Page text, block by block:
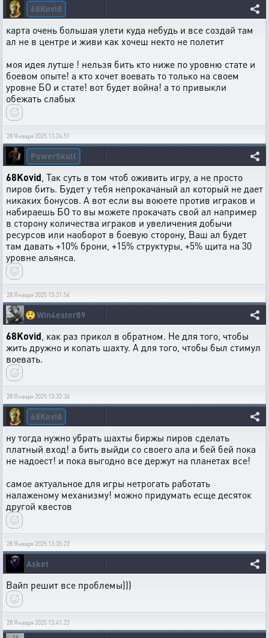
68Kovid
карта очень большая улети куда небудь и все создай там
ал не в центре и живи как хочеш некто не полетит
моя идея лутше ! нельзя бить кто ниже по уровню стате и
боевом опыте! а кто хочет воевать то только на своем
уровне БО и стате! вот будет война! а то привыкли
обежать слабых
28 Января 2025 13:24:51
PowerSkull
68Kovid , Так суть в том чтоб оживить игру, а не просто
пиров бить. Будет у тебя непрокачаный ал который не дает
никаких бонусов. А вот если вы воюете против играков и
набираешь БО то вы можете прокачать свой ал например
в сторону количества играков и увеличения добычи
ресурсов или наоборот в боевую сторону, Ваш ал будет
там давать +10% брони, +15% структуры, +5% щита на 30
уровне альянса.
28 Января 2025 13:31:54
😲Win4ester89
68Kovid , как раз прикол в обратном. Не для того, чтобы
жить дружно и копать шахту. А для того, чтобы был стимул
воевать.
28 Января 2025 13:32:36
68Kovid
ну тогда нужно убрать шахты биржы пиров сделать
платный вход! а бить выйди со своего ала и бей бей пока
не надоест! и пока выгодно все держут на планетах все!
самое актуальное для игры нетрогать работать
налаженому механизму! можно придумать есще десяток
другой квестов
28 Января 2025 13:35:22
Asket
Вайп решит все проблемы)))
28 Января 2025 13:41:23